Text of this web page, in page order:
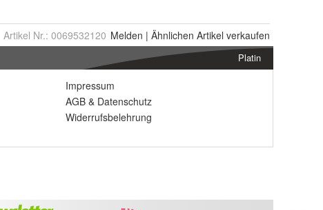
Artikel Nr.: 0069532120 Melden | Ähnlichen Artikel verkaufen
Platin
Impressum
AGB & Datenschutz
Widerrufsbelehrung